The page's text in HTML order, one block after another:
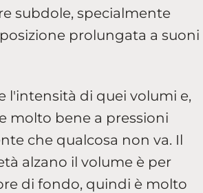
subdole, specialmente
prolungata a suoni
l'intensità di quei volumi e,
molto bene a pressioni
che qualcosa non va. Il
alzano il volume è per
di fondo, quindi è molto